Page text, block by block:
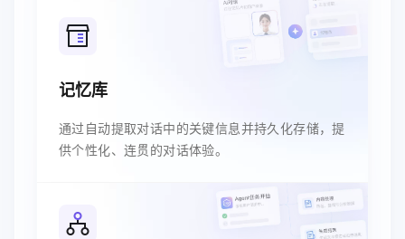
记忆库
通过自动提取对话中的关键信息并持久化存储，提
供个性化、连贯的对话体验。